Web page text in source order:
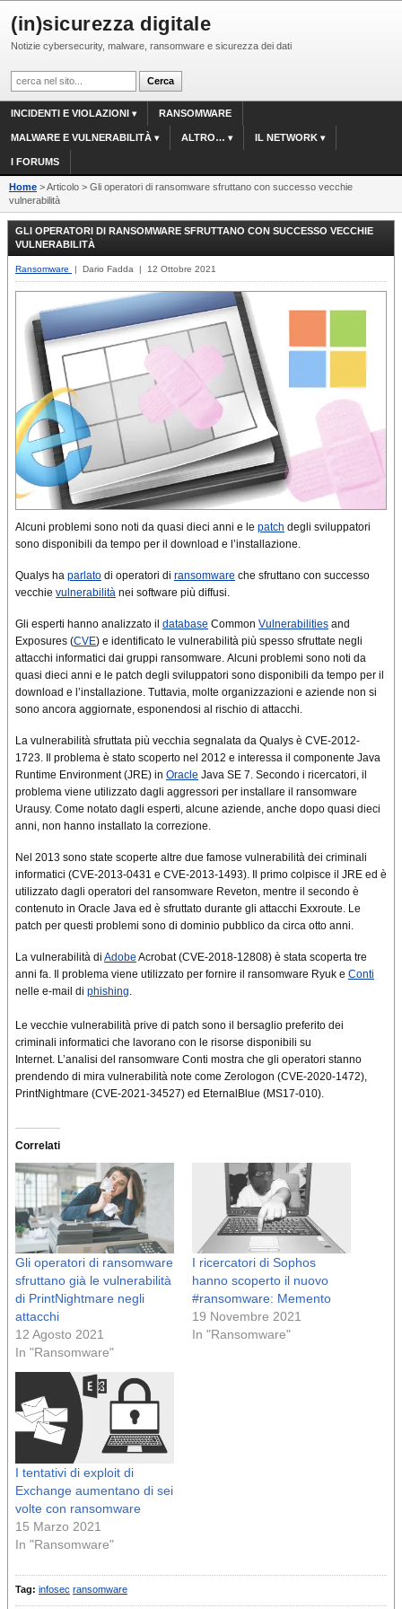
(in)sicurezza digitale
Notizie cybersecurity, malware, ransomware e sicurezza dei dati
INCIDENTI E VIOLAZIONI RANSOMWARE
MALWARE E VULNERABILITÀ ALTRO… IL NETWORK
I FORUMS
Home > Articolo > Gli operatori di ransomware sfruttano con successo vecchie
vulnerabilità
GLI OPERATORI DI RANSOMWARE SFRUTTANO CON SUCCESSO VECCHIE
VULNERABILITÀ
Ransomware | Dario Fadda | 12 Ottobre 2021
Alcuni problemi sono noti da quasi dieci anni e le patch degli sviluppatori
sono disponibili da tempo per il download e l’installazione.
Qualys ha parlato di operatori di ransomware che sfruttano con successo
vecchie vulnerabilità nei software più diffusi.
Gli esperti hanno analizzato il database Common Vulnerabilities and
Exposures (CVE) e identificato le vulnerabilità più spesso sfruttate negli
attacchi informatici dai gruppi ransomware. Alcuni problemi sono noti da
quasi dieci anni e le patch degli sviluppatori sono disponibili da tempo per il
download e l’installazione. Tuttavia, molte organizzazioni e aziende non si
sono ancora aggiornate, esponendosi al rischio di attacchi.
La vulnerabilità sfruttata più vecchia segnalata da Qualys è CVE-2012-
1723. Il problema è stato scoperto nel 2012 e interessa il componente Java
Runtime Environment (JRE) in Oracle Java SE 7. Secondo i ricercatori, il
problema viene utilizzato dagli aggressori per installare il ransomware
Urausy. Come notato dagli esperti, alcune aziende, anche dopo quasi dieci
anni, non hanno installato la correzione.
Nel 2013 sono state scoperte altre due famose vulnerabilità dei criminali
informatici (CVE-2013-0431 e CVE-2013-1493). Il primo colpisce il JRE ed è
utilizzato dagli operatori del ransomware Reveton, mentre il secondo è
contenuto in Oracle Java ed è sfruttato durante gli attacchi Exxroute. Le
patch per questi problemi sono di dominio pubblico da circa otto anni.
La vulnerabilità di Adobe Acrobat (CVE-2018-12808) è stata scoperta tre
anni fa. Il problema viene utilizzato per fornire il ransomware Ryuk e Conti
nelle e-mail di phishing.
Le vecchie vulnerabilità prive di patch sono il bersaglio preferito dei
criminali informatici che lavorano con le risorse disponibili su
Internet. L’analisi del ransomware Conti mostra che gli operatori stanno
prendendo di mira vulnerabilità note come Zerologon (CVE-2020-1472),
PrintNightmare (CVE-2021-34527) ed EternalBlue (MS17-010).
Correlati
Gli operatori di ransomware
sfruttano già le vulnerabilità
di PrintNightmare negli
attacchi
12 Agosto 2021
In "Ransomware"
I ricercatori di Sophos
hanno scoperto il nuovo
#ransomware: Memento
19 Novembre 2021
In "Ransomware"
I tentativi di exploit di
Exchange aumentano di sei
volte con ransomware
15 Marzo 2021
In "Ransomware"
Tag: infosec ransomware